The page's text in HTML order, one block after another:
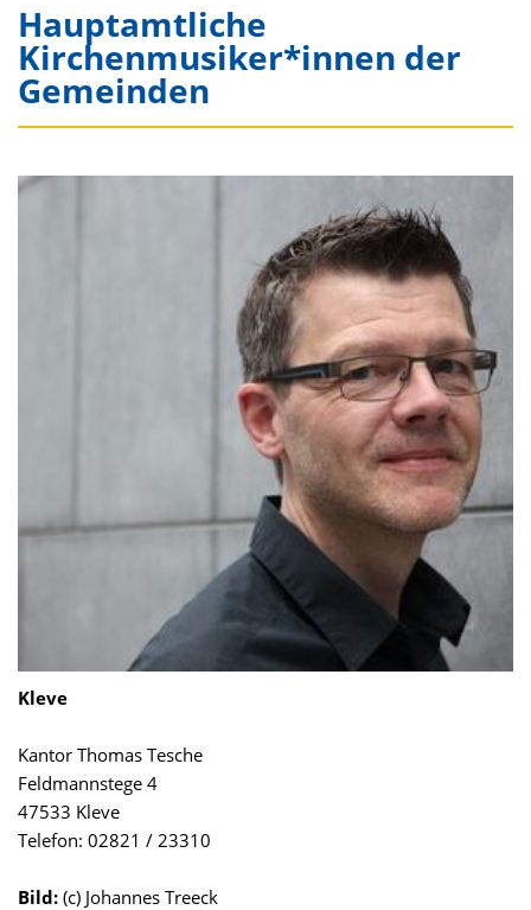
Hauptamtliche
Kirchenmusiker*innen der
Gemeinden
Kleve
Kantor Thomas Tesche
Feldmannstege 4
47533 Kleve
Telefon: 02821 / 23310
Bild: (c) Johannes Treeck